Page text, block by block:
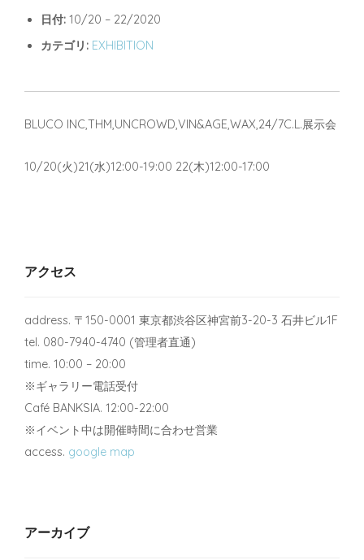
日付: 10/20 – 22/2020
カテゴリ: EXHIBITION
BLUCO INC,THM,UNCROWD,VIN&AGE,WAX,24/7C.L.展示会
10/20(火)21(水)12:00-19:00 22(木)12:00-17:00
アクセス
address. 〒150-0001 東京都渋谷区神宮前3-20-3 石井ビル1F
tel. 080-7940-4740 (管理者直通)
time. 10:00 – 20:00
※ギャラリー電話受付
Café BANKSIA. 12:00-22:00
※イベント中は開催時間に合わせ営業
access. google map
アーカイブ